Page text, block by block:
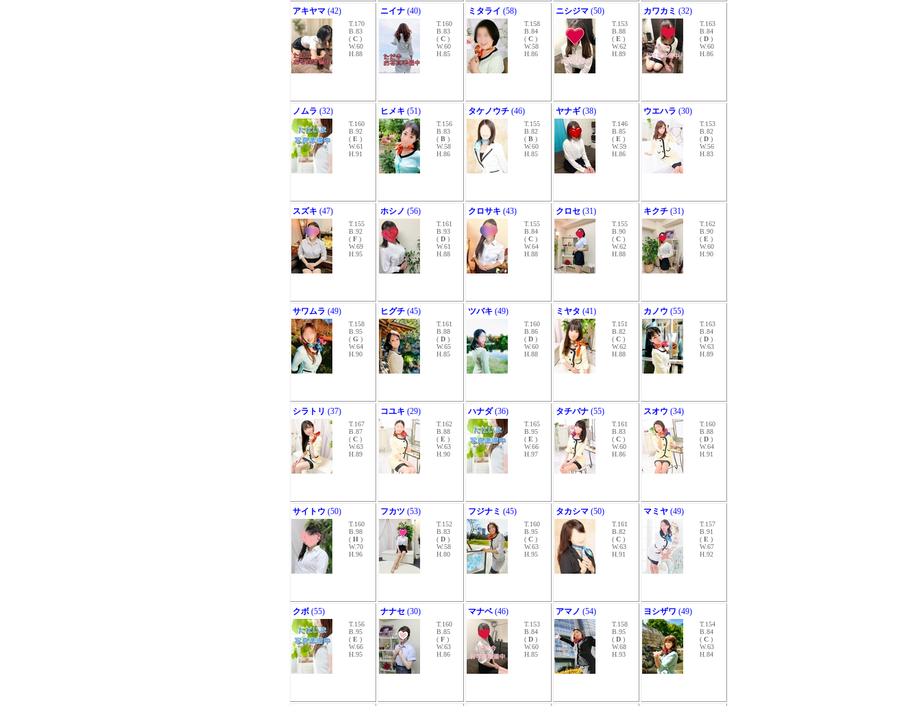
アキヤマ (42)
T.170
B.83
( C )
W.60
H.88
ニイナ (40)
T.160
B.83
( C )
W.60
H.85
ミタライ (58)
T.158
B.84
( C )
W.58
H.86
ニシジマ (50)
T.153
B.88
( E )
W.62
H.89
カワカミ (32)
T.163
B.84
( D )
W.60
H.86
ノムラ (32)
T.160
B.92
( E )
W.61
H.91
ヒメキ (51)
T.156
B.83
( B )
W.58
H.86
タケノウチ (46)
T.155
B.82
( B )
W.60
H.85
ヤナギ(38)
T.146
B.85
( E )
W.59
H.86
ウエハラ (30)
T.153
B.82
( D )
W.56
H.83
スズキ (47)
T.155
B.92
( F )
W.69
H.95
ホシノ (56)
T.161
B.93
( D )
W.61
H.88
クロサキ (43)
T.155
B.84
( C )
W.64
H.88
クロセ (31)
T.155
B.90
( C )
W.62
H.88
キクチ (31)
T.162
B.90
( E )
W.60
H.90
サワムラ (49)
T.158
B.95
( G )
W.64
H.90
ヒグチ (45)
T.161
B.88
( D )
W.65
H.85
ツバキ (49)
T.160
B.86
( D )
W.60
H.88
ミヤタ (41)
T.151
B.82
( C )
W.62
H.88
カノウ (55)
T.163
B.84
( D )
W.63
H.89
シラトリ (37)
T.167
B.87
( C )
W.63
H.89
コユキ (29)
T.162
B.88
( E )
W.63
H.90
ハナダ(36)
T.165
B.95
( E )
W.66
H.97
タチバナ (55)
T.161
B.83
( C )
W.60
H.86
スオウ (34)
T.160
B.88
( D )
W.64
H.91
サイトウ (50)
T.160
B.98
( H )
W.70
H.96
フカツ (53)
T.152
B.83
( D )
W.58
H.80
フジナミ (45)
T.160
B.95
( C )
W.63
H.95
タカシマ (50)
T.161
B.82
( C )
W.63
H.91
マミヤ (49)
T.157
B.91
( E )
W.67
H.92
クボ (55)
T.156
B.95
( E )
W.66
H.95
ナナセ (30)
T.160
B.85
( F )
W.63
H.86
マナベ (46)
T.153
B.84
( D )
W.60
H.85
アマノ (54)
T.158
B.95
( D )
W.68
H.93
ヨシザワ (49)
T.154
B.84
( C )
W.63
H.84